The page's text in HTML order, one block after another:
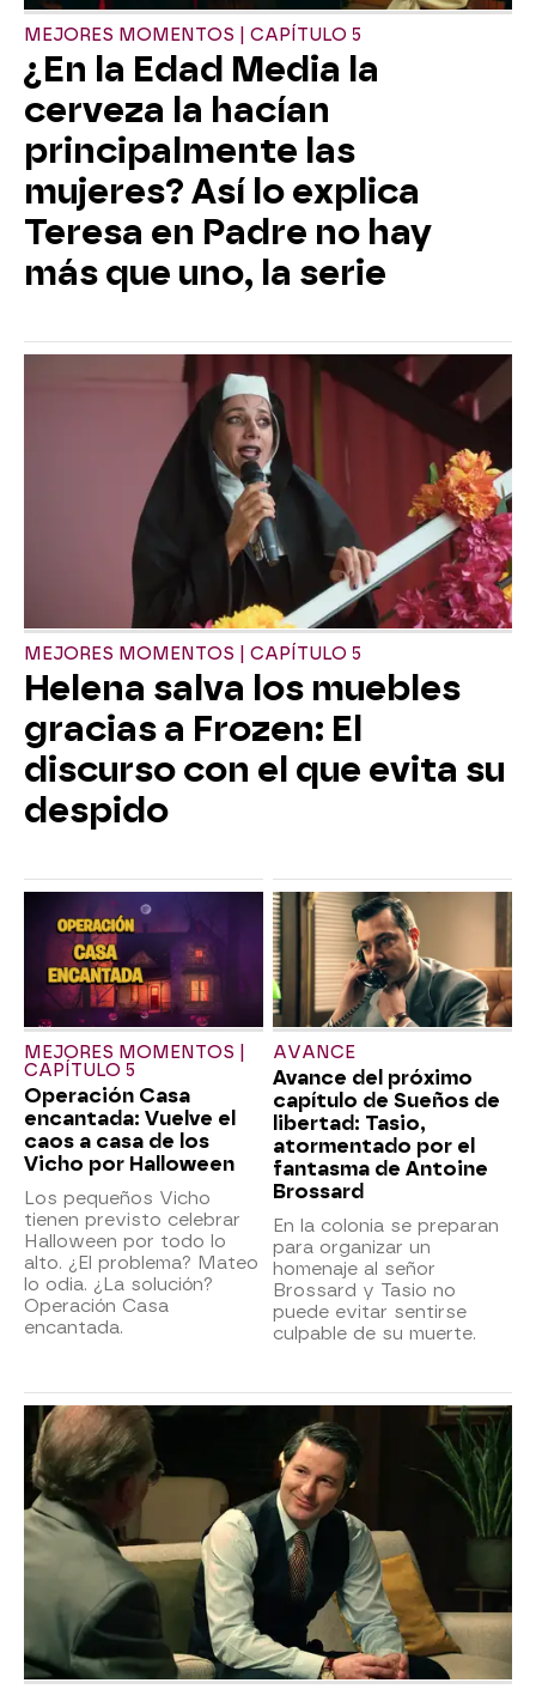
MEJORES MOMENTOS | CAPÍTULO 5
¿En la Edad Media la
cerveza la hacían
principalmente las
mujeres? Así lo explica
Teresa en Padre no hay
más que uno, la serie
MEJORES MOMENTOS | CAPÍTULO 5
Helena salva los muebles
gracias a Frozen: El
discurso con el que evita su
despido
MEJORES MOMENTOS |
CAPÍTULO 5
Operación Casa
encantada: Vuelve el
caos a casa de los
Vicho por Halloween
Los pequeños Vicho
tienen previsto celebrar
Halloween por todo lo
alto. ¿El problema? Mateo
lo odia. ¿La solución?
Operación Casa
encantada.
AVANCE
Avance del próximo
capítulo de Sueños de
libertad: Tasio,
atormentado por el
fantasma de Antoine
Brossard
En la colonia se preparan
para organizar un
homenaje al señor
Brossard y Tasio no
puede evitar sentirse
culpable de su muerte.